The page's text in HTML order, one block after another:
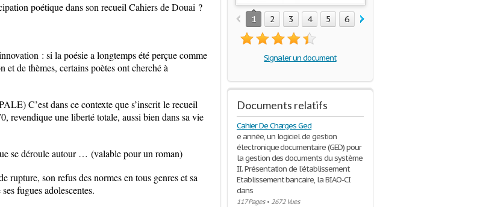
poétique dans son recueil Cahiers de Douai ?
: si la poésie a longtemps été perçue comme
de thèmes, certains poètes ont cherché à
C’est dans ce contexte que s’inscrit le recueil
revendique une liberté totale, aussi bien dans sa vie
se déroule autour … (valable pour un roman)
rupture, son refus des normes en tous genres et sa
fugues adolescentes.
1 2 3 4 5 6 7
Signaler un document
Documents relatifs
Cahier De Charges Ged
e année, un logiciel de gestion
électronique documentaire (GED) pour
la gestion des documents du système
II. Présentation de l’établissement
Etablissement bancaire, la BIAO-CI
dans
117 Pages• 2672 Vues